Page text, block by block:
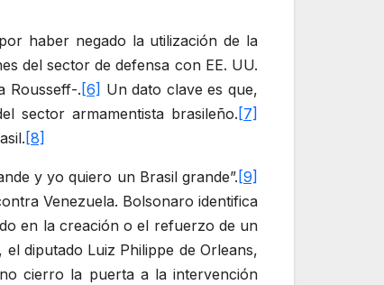
haber negado la utilización de la
del sector de defensa con EE. UU.
Rousseff-. [6] Un dato clave es que,
sector armamentista brasileño. [7]
[8]
y yo quiero un Brasil grande”. [9]
Venezuela. Bolsonaro identifica
en la creación o el refuerzo de un
diputado Luiz Philippe de Orleans,
cierro la puerta a la intervención